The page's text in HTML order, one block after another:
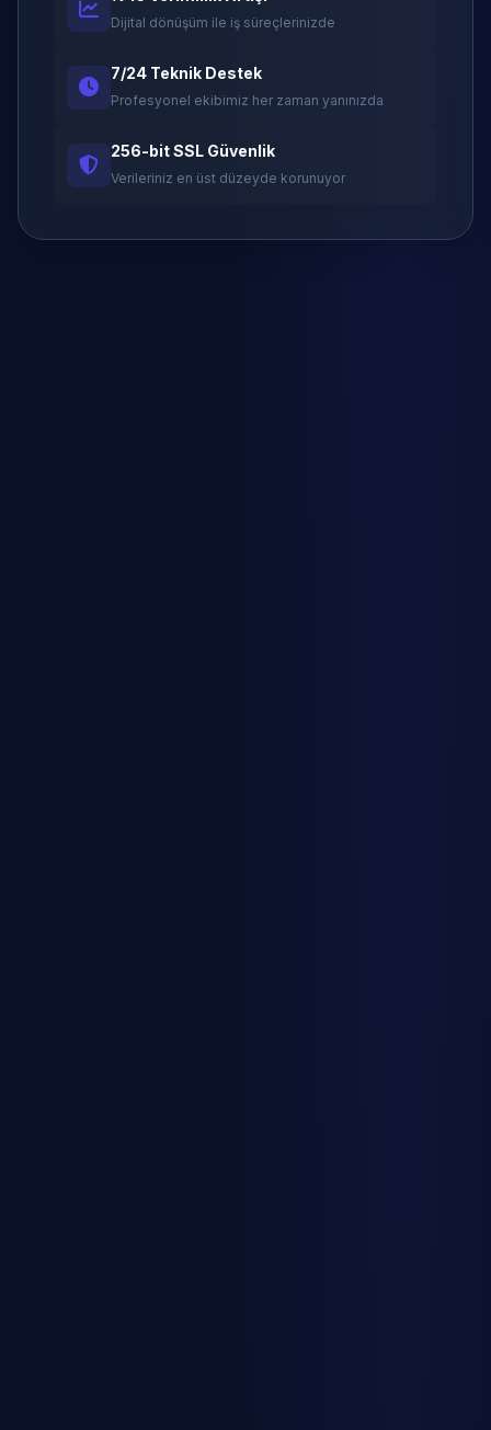
Dijital dönüşüm ile iş süreçlerinizde
7/24 Teknik Destek
Profesyonel ekibimiz her zaman yanınızda
256-bit SSL Güvenlik
Verileriniz en üst düzeyde korunuyor